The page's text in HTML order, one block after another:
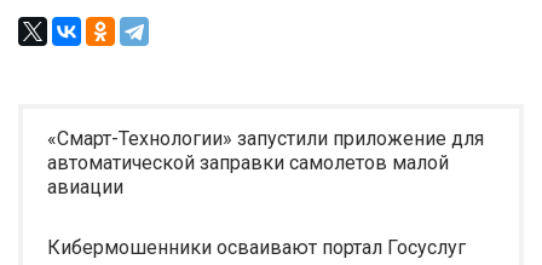
«Смарт-Технологии» запустили приложение для
автоматической заправки самолетов малой
авиации
Кибермошенники осваивают портал Госуслуг